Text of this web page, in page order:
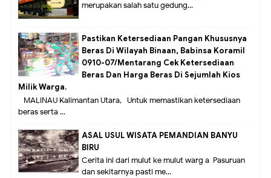
merupakan salah satu gedung...
Pastikan Ketersediaan Pangan Khususnya
Beras Di Wilayah Binaan, Babinsa Koramil
0910-07/Mentarang Cek Ketersediaan
Beras Dan Harga Beras Di Sejumlah Kios
Milik Warga.
MALINAU Kalimantan Utara,- Untuk memastikan ketersediaan
beras serta ...
ASAL USUL WISATA PEMANDIAN BANYU
BIRU
Cerita ini dari mulut ke mulut warg a Pasuruan
dan sekitarnya pasti me...